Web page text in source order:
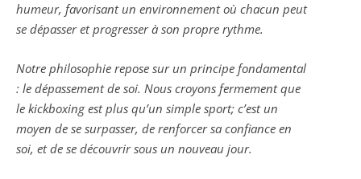
humeur, favorisant un environnement où chacun peut
se dépasser et progresser à son propre rythme.
Notre philosophie repose sur un principe fondamental
: le dépassement de soi. Nous croyons fermement que
le kickboxing est plus qu’un simple sport; c’est un
moyen de se surpasser, de renforcer sa confiance en
soi, et de se découvrir sous un nouveau jour.